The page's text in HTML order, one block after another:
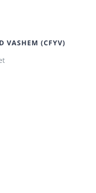
VASHEM (CFYV)